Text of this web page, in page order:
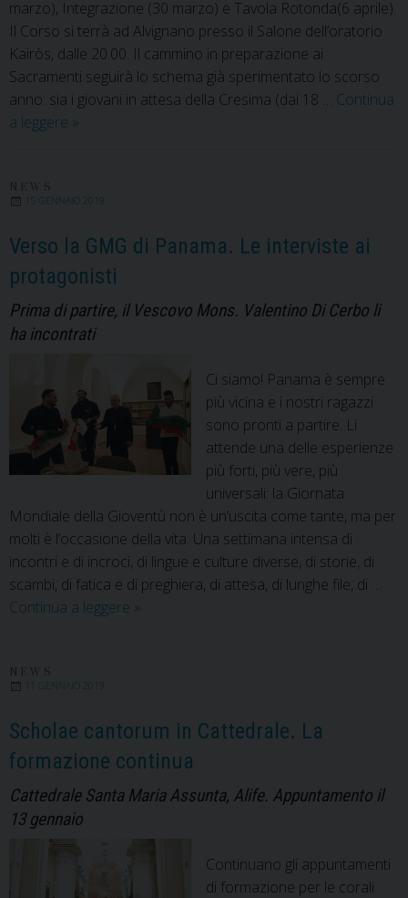
marzo), Integrazione (30 marzo) e Tavola Rotonda(6 aprile).
Il Corso si terrà ad Alvignano presso il Salone dell’oratorio
Kairòs, dalle 20.00. Il cammino in preparazione ai
Sacramenti seguirà lo schema già sperimentato lo scorso
anno: sia i giovani in attesa della Cresima (dai 18 … Continua
a leggere Cresima
per
prepararsi
»
15 GENNAIO 2019
Verso la GMG di Panama. Le interviste ai
protagonisti
Prima di partire, il Vescovo Mons. Valentino Di Cerbo li
ha incontrati
Ci siamo! Panama è sempre
più vicina e i nostri ragazzi
sono pronti a partire. Li
attende una delle esperienze
più forti, più vere, più
universali: la Giornata
Mondiale della Gioventù non è un’uscita come tante, ma per
molti è l’occasione della vita. Una settimana intensa di
incontri e di incroci, di lingue e culture diverse, di storie, di
scambi, di fatica e di preghiera, di attesa, di lunghe file, di …
Continua a leggere Verso
interviste
ai
protagonisti
»
11 GENNAIO 2019
Scholae cantorum in Cattedrale. La
formazione continua
Cattedrale Santa Maria Assunta, Alife. Appuntamento il
13 gennaio
Continuano gli appuntamenti
di formazione per le corali